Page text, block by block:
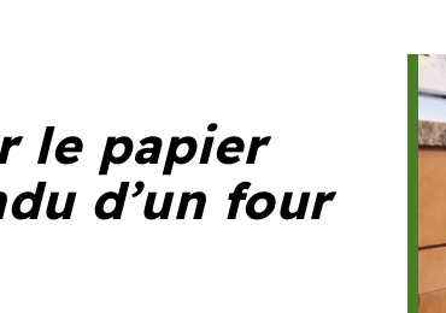
le papier
d’un four